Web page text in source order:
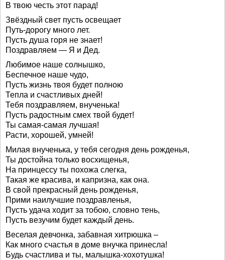
В твою честь этот парад!
Звёздный свет пусть освещает
Путь-дорогу много лет.
Пусть душа горя не знает!
Поздравляем — Я и Дед.
Любимое наше солнышко,
Беспечное наше чудо,
Пусть жизнь твоя будет полною
Тепла и счастливых дней!
Тебя поздравляем, внученька!
Пусть радостным смех твой будет!
Ты самая-самая лучшая!
Расти, хорошей, умней!
Милая внученька, у тебя сегодня день рожденья,
Ты достойна только восхищенья,
На принцессу ты похожа слегка,
Такая же красива, и капризна, как она.
В свой прекрасный день рожденья,
Прими наилучшие поздравленья,
Пусть удача ходит за тобою, словно тень,
Пусть везучим будет каждый день.
Веселая девчонка, забавная хитрюшка –
Как много счастья в доме внучка принесла!
Будь счастлива и ты, малышка-хохотушка!